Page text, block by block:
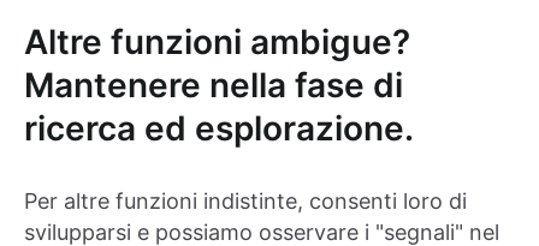
Altre funzioni ambigue?
Mantenere nella fase di
ricerca ed esplorazione.
Per altre funzioni indistinte, consenti loro di
svilupparsi e possiamo osservare i "segnali" nel